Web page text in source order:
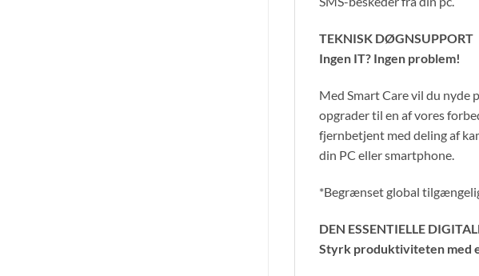
TEKNISK DØGNSUPPORT
Ingen IT? Ingen problem!
Med Smart Care vil du nyde
opgrader til en af vores
fjernbetjent med deling af
din PC eller smartphone.
*Begrænset global
DEN ESSENTIELLE
Styrk produktiviteten med